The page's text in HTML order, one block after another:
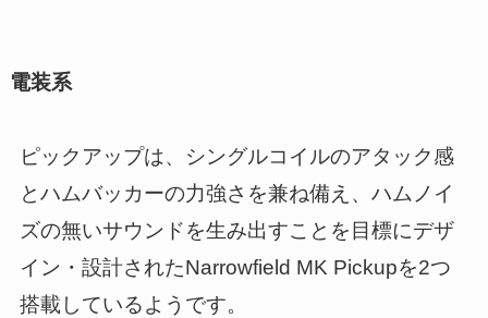
電装系
ピックアップは、シングルコイルのアタック感
とハムバッカーの力強さを兼ね備え、ハムノイ
ズの無いサウンドを生み出すことを目標にデザ
イン・設計されたNarrowfield MK Pickupを2つ
搭載しているようです。